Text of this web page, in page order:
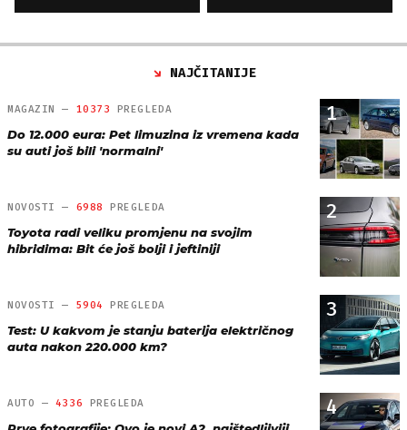
NAJČITANIJE
1
MAGAZIN — 10373 PREGLEDA
Do 12.000 eura: Pet limuzina iz vremena kada
su auti još bili 'normalni'
2
NOVOSTI — 6988 PREGLEDA
Toyota radi veliku promjenu na svojim
hibridima: Bit će još bolji i jeftiniji
3
NOVOSTI — 5904 PREGLEDA
Test: U kakvom je stanju baterija električnog
auta nakon 220.000 km?
4
AUTO — 4336 PREGLEDA